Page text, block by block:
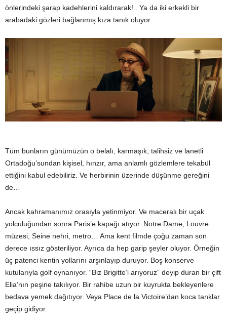
önlerindeki şarap kadehlerini kaldırarak!.. Ya da iki erkekli bir
arabadaki gözleri bağlanmış kıza tanık oluyor.
Tüm bunların günümüzün o belalı, karmaşık, talihsiz ve lanetli
Ortadoğu’sundan kişisel, hınzır, ama anlamlı gözlemlere tekabül
ettiğini kabul edebiliriz. Ve herbirinin üzerinde düşünme gereğini
de…
Ancak kahramanımız orasıyla yetinmiyor. Ve maceralı bir uçak
yolculuğundan sonra Paris’e kapağı atıyor. Notre Dame, Louvre
müzesi, Seine nehri, metro… Ama kent filmde çoğu zaman son
derece ıssız gösteriliyor. Ayrıca da hep garip şeyler oluyor. Örneğin
üç patenci kentin yollarını arşınlayıp duruyor. Boş konserve
kutularıyla golf oynanıyor. “Biz Brigitte’i arıyoruz” deyip duran bir çift
Elia’nın peşine takılıyor. Bir rahibe uzun bir kuyrukta bekleyenlere
bedava yemek dağıtıyor. Veya Place de la Victoire’dan koca tanklar
geçip gidiyor.